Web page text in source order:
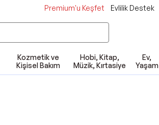
Premium'u Keşfet Evlilik Destek
Kozmetik ve
Kişisel Bakım
Hobi, Kitap,
Müzik, Kırtasiye
Ev,
Yaşam